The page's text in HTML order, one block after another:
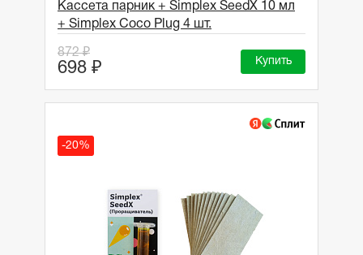
Кассета парник + Simplex SeedX 10 мл
+ Simplex Coco Plug 4 шт.
872 ₽
698 ₽ Купить
-20%